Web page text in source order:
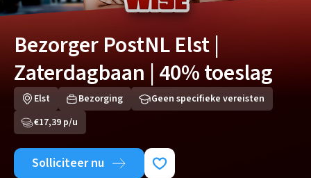
Bezorger PostNL Elst |
Zaterdagbaan | 40% toeslag
Elst Bezorging
Geen specifieke vereisten
€17,39 p/u
Solliciteer nu